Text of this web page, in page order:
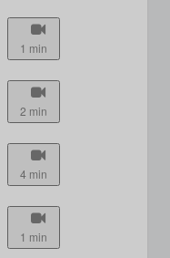
1 min
2 min
4 min
1 min